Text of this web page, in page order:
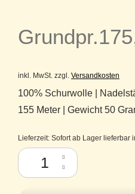
Grundpr.
inkl. MwSt. zzgl. Versandkosten
100% Schurwolle |
155 Meter | Gewicht 50
Lieferzeit: Sofort ab Lager lieferbar
Atelier Zitron Merino extrafine